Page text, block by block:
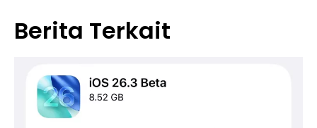
Berita Terkait